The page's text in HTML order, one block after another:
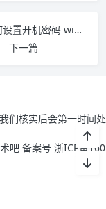
win7如何设置开机密码 win7如何设置开机密码照片
下一篇
们核实后会第一时间处
吧 备案号 浙ICP备160